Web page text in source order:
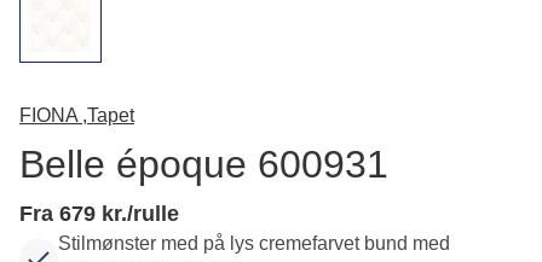
FIONA ,Tapet
Belle époque 600931
Fra 679 kr./rulle
Stilmønster med på lys cremefarvet bund med